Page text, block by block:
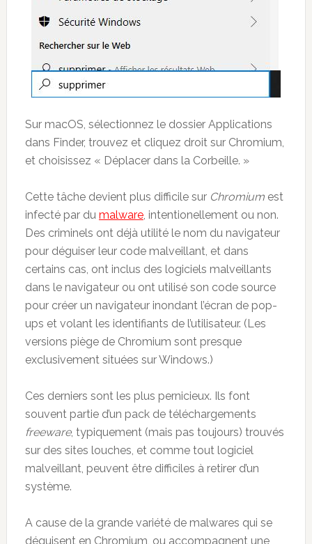
Sur macOS, sélectionnez le dossier Applications
dans Finder, trouvez et cliquez droit sur Chromium,
et choisissez « Déplacer dans la Corbeille. »
Cette tâche devient plus difficile sur Chromiumest
infecté par du malware, intentionellement ou non.
Des criminels ont déjà utilité le nom du navigateur
pour déguiser leur code malveillant, et dans
certains cas, ont inclus des logiciels malveillants
dans le navigateur ou ont utilisé son code source
pour créer un navigateur inondant l’écran de pop-
ups et volant les identifiants de l’utilisateur. (Les
versions piège de Chromium sont presque
exclusivement situées sur Windows.)
Ces derniers sont les plus pernicieux. Ils font
souvent partie d’un pack de téléchargements
freeware, typiquement (mais pas toujours) trouvés
sur des sites louches, et comme tout logiciel
malveillant, peuvent être difficiles à retirer d’un
système.
A cause de la grande variété de malwares qui se
déguisent en Chromium, ou accompagnent une